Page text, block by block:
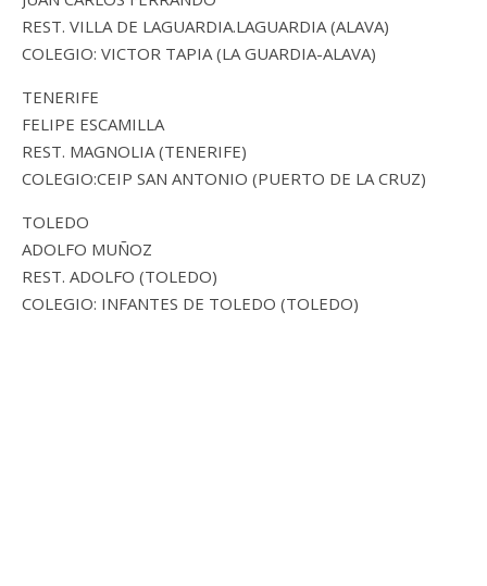
REST. VILLA DE LAGUARDIA.LAGUARDIA (ALAVA)
COLEGIO: VICTOR TAPIA (LA GUARDIA-ALAVA)
TENERIFE
FELIPE ESCAMILLA
REST. MAGNOLIA (TENERIFE)
COLEGIO:CEIP SAN ANTONIO (PUERTO DE LA CRUZ)
TOLEDO
ADOLFO MUÑOZ
REST. ADOLFO (TOLEDO)
COLEGIO: INFANTES DE TOLEDO (TOLEDO)